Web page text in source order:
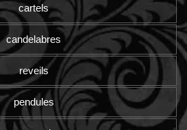
cartels
candelabres
reveils
pendules